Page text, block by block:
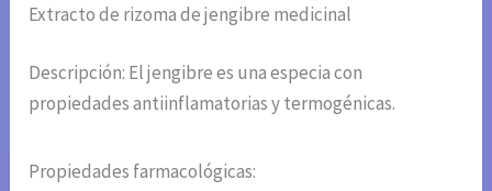
Extracto de rizoma de jengibre medicinal
Descripción: El jengibre es una especia con
propiedades antiinflamatorias y termogénicas.
Propiedades farmacológicas: